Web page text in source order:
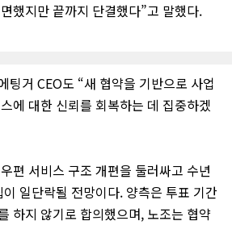
했지만 끝까지 단결했다”고 말했다.
팅거 CEO도 “새 협약을 기반으로 사업
에 대한 신뢰를 회복하는 데 집중하겠
편 서비스 구조 개편을 둘러싸고 수년
일단락될 전망이다. 양측은 투표 기간
하지 않기로 합의했으며, 노조는 협약